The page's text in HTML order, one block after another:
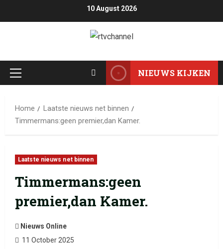
10 August 2026
NIEUWS KIJKEN
Home
Laatste nieuws net binnen
Timmermans:geen premier,dan Kamer.
Laatste nieuws net binnen
Timmermans:geen
premier,dan Kamer.
Nieuws Online
11 October 2025